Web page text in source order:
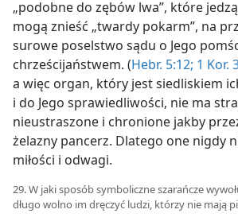
„podobne do zębów lwa”, które
mogą znieść „twardy pokarm”, na
surowe poselstwo sądu o Jego
chrześcijaństwem. (Hebr. 5:12; 1 Kor.
a więc organ, który jest siedliskiem
i do Jego sprawiedliwości, nie ma
nieustraszone i chronione jakby
żelazny pancerz. Dlatego one nigdy
miłości i odwagi.
29. W jaki sposób symboliczne szarańcze
długo wolno im dręczyć ludzi, którzy nie mają